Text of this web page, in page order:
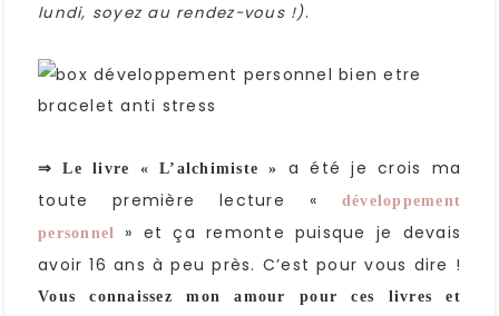
lundi, soyez au rendez-vous !).
⇒ Le livre « L’alchimiste »
a été je crois ma
toute première lecture «
développement
personnel
» et ça remonte puisque je devais
avoir 16 ans à peu près. C’est pour vous dire !
Vous connaissez mon amour pour ces livres et